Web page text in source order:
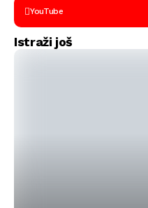
YouTube
Istraži još